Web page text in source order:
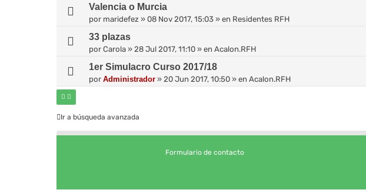
Valencia o Murcia
por maridefez » 08 Nov 2017, 15:03 » en Residentes RFH
33 plazas
por Carola » 28 Jul 2017, 11:10 » en Acalon.RFH
1er Simulacro Curso 2017/18
por Administrador » 20 Jun 2017, 10:50 » en Acalon.RFH
Ir a búsqueda avanzada
Formulario de contacto